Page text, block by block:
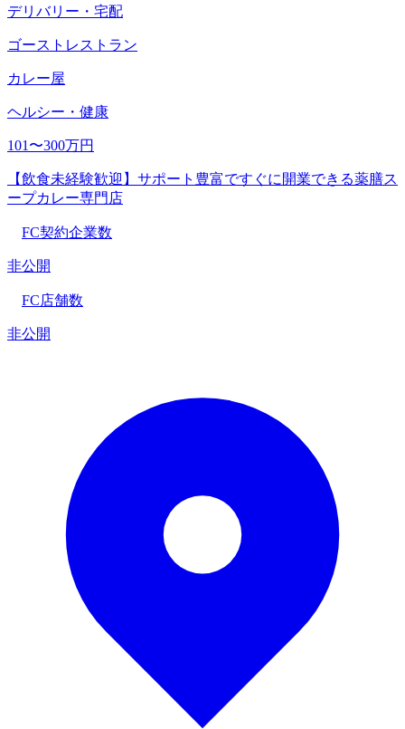
デリバリー・宅配
ゴーストレストラン
カレー屋
ヘルシー・健康
101〜300万円
【飲食未経験歓迎】サポート豊富ですぐに開業できる薬膳ス
ープカレー専門店
FC契約企業数
非公開
FC店舗数
非公開